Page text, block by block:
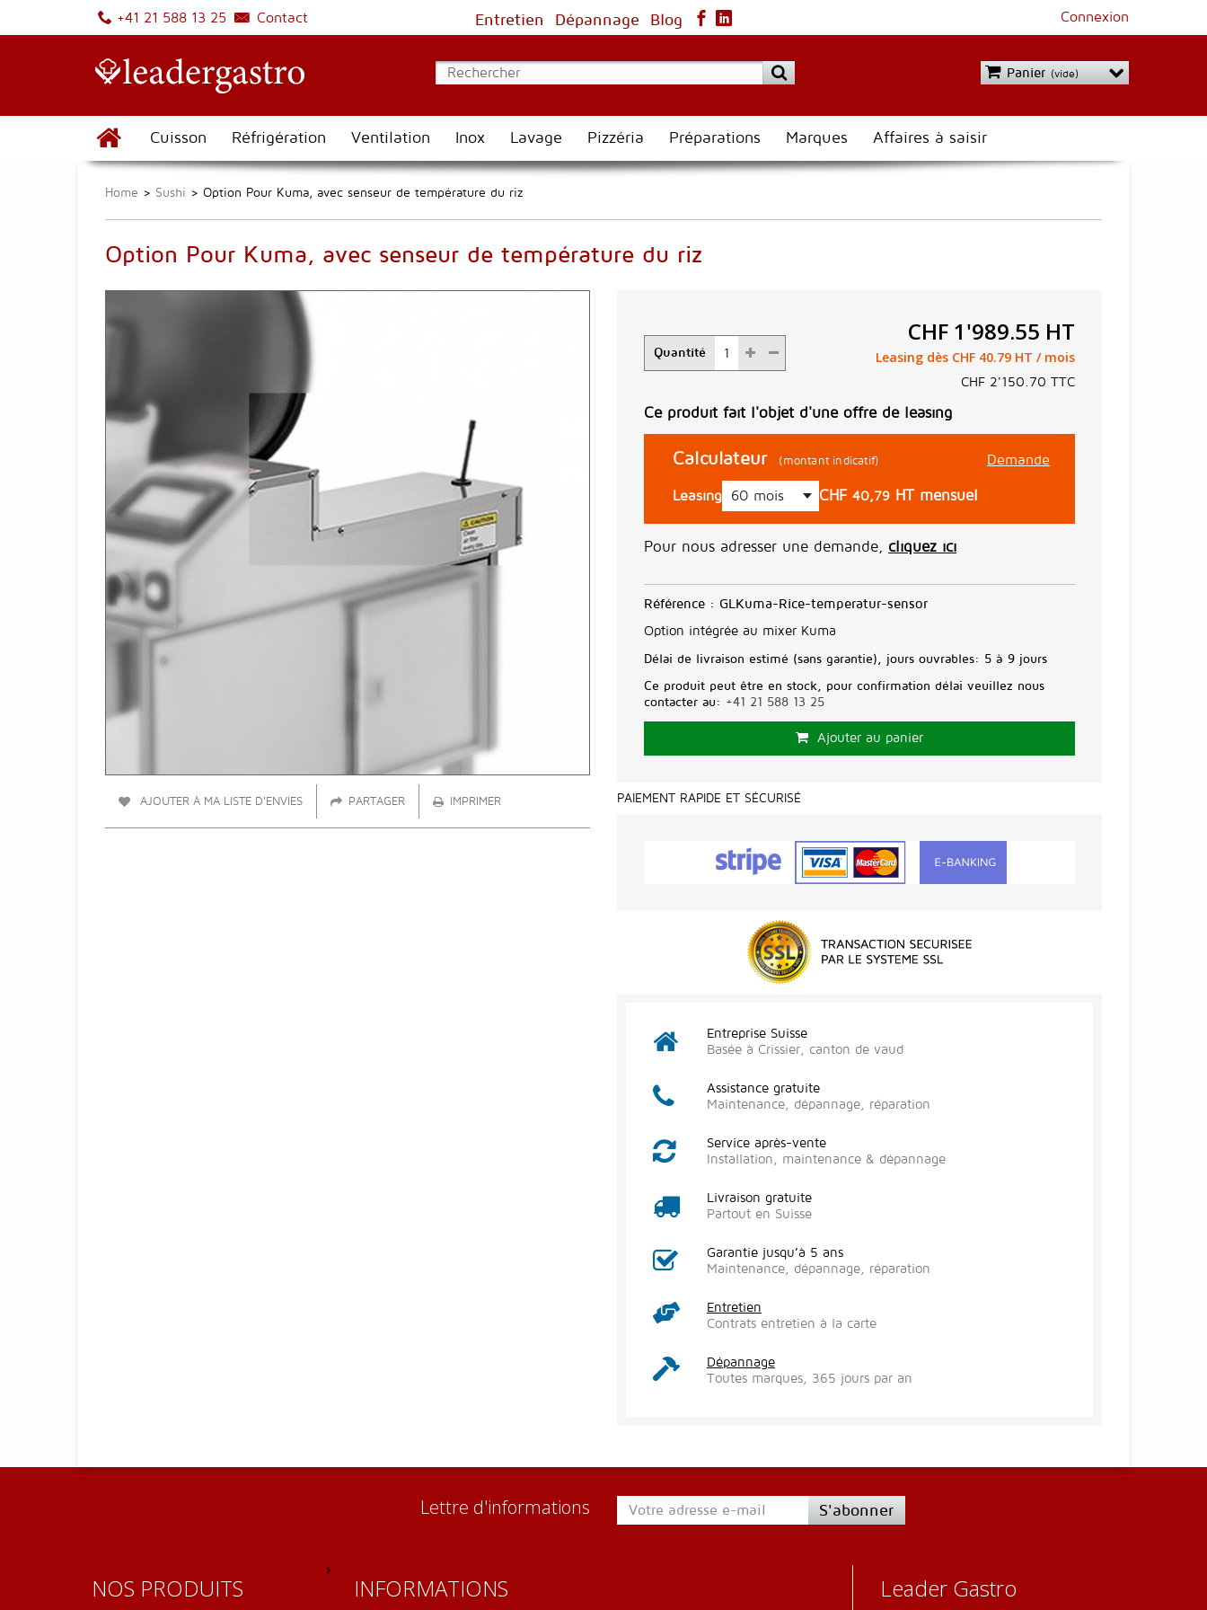
+41 21 588 13 25 Contact Connexion
Entretien Dépannage Blog
Panier (vide)
Cuisson Réfrigération Ventilation Inox Lavage Pizzéria Préparations Marques Affaires à saisir
Home > Sushi > Option Pour Kuma, avec senseur de température du riz
Option Pour Kuma, avec senseur de température du riz
AJOUTER À MA LISTE D'ENVIES PARTAGER IMPRIMER
Quantité
CHF 1'989.55 HT
Leasing dès CHF 40.79 HT / mois
CHF 2'150.70 TTC
Ce produit fait l'objet d'une offre de leasing
Calculateur (montant indicatif) Demande
Leasing CHF 40,79 HT mensuel
Pour nous adresser une demande, cliquez ici
Référence : GLKuma-Rice-temperatur-sensor
Option intégrée au mixer Kuma
Délai de livraison estimé (sans garantie), jours ouvrables: 5 à 9 jours
Ce produit peut être en stock, pour confirmation délai veuillez nous
contacter au: +41 21 588 13 25
Ajouter au panier
PAIEMENT RAPIDE ET SÉCURISÉ
Entreprise Suisse
Basée à Crissier, canton de vaud
Assistance gratuite
Maintenance, dépannage, réparation
Service après-vente
Installation, maintenance & dépannage
Livraison gratuite
Partout en Suisse
Garantie jusqu’à 5 ans
Maintenance, dépannage, réparation
Entretien
Contrats entretien à la carte
Dépannage
Toutes marques, 365 jours par an
Lettre d'informations S'abonner
NOS PRODUITS INFORMATIONS Leader Gastro